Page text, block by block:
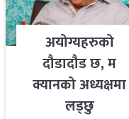
अयोग्यहरुको
दौडादौड छ, म
क्यानको अध्यक्षमा
लड्छु